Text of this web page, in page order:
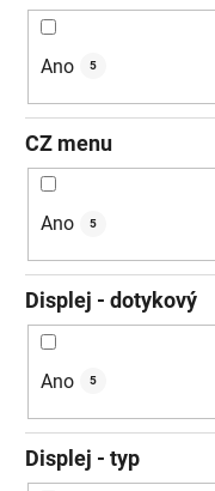
Ano 5
CZ menu
Ano 5
Displej - dotykový
Ano 5
Displej - typ